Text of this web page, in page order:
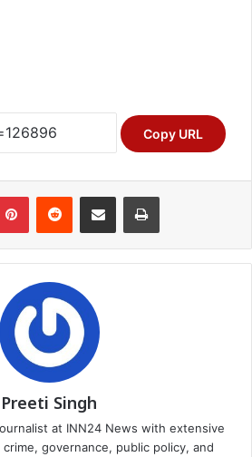
Copy URL
PinterestReddit Share via Email Print
Preeti Singh
at INN24 News with extensive
governance, public policy, and